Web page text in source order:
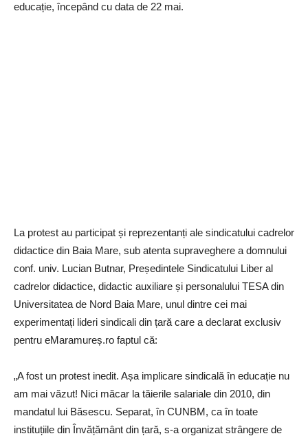
educație, începând cu data de 22 mai.
La protest au participat și reprezentanți ale sindicatului cadrelor
didactice din Baia Mare, sub atenta supraveghere a domnului
conf. univ. Lucian Butnar, Președintele Sindicatului Liber al
cadrelor didactice, didactic auxiliare și personalului TESA din
Universitatea de Nord Baia Mare, unul dintre cei mai
experimentați lideri sindicali din țară care a declarat exclusiv
pentru eMaramureș.ro faptul că:
„A fost un protest inedit. Așa implicare sindicală în educație nu
am mai văzut! Nici măcar la tăierile salariale din 2010, din
mandatul lui Băsescu. Separat, în CUNBM, ca în toate
instituțiile din Învățământ din țară, s-a organizat strângere de